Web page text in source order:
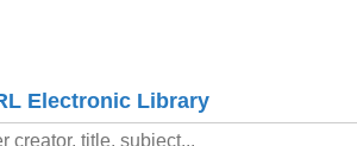
Electronic Library